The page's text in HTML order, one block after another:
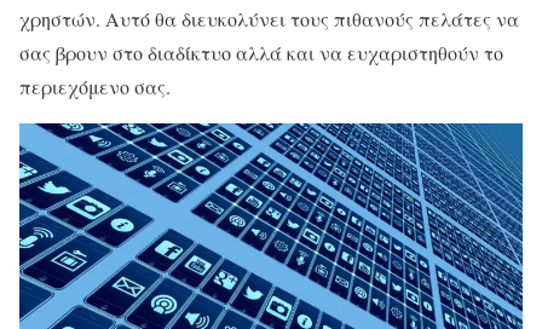
χρηστών. Αυτό θα διευκολύνει τους πιθανούς πελάτες να
σας βρουν στο διαδίκτυο αλλά και να ευχαριστηθούν το
περιεχόμενο σας.